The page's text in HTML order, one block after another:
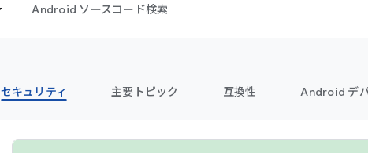
Android ソースコード検索
セキュリティ 主要トピック 互換性 Android デ